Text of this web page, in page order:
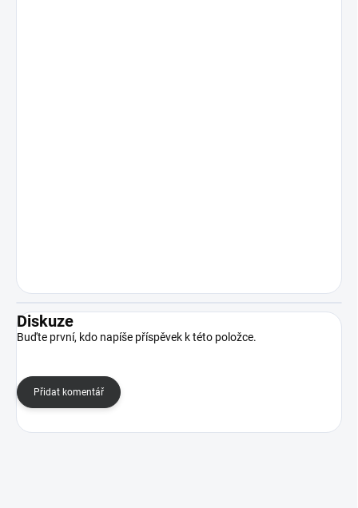
Diskuze
Buďte první, kdo napíše příspěvek k této položce.
Přidat komentář